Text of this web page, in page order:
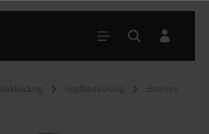
Bekleidung Kopfbedeckung Boonies